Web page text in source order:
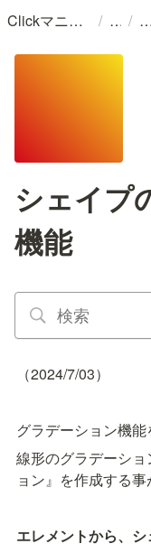
Clickマニュアル / /
シェイプ
機能
（2024/7/03）
グラデーション機能
線形のグラデーシ
ョン』を作成する事
エレメントから、